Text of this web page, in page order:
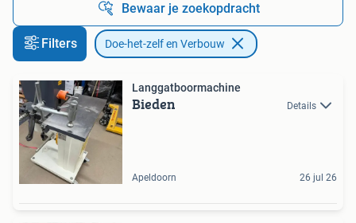
Bewaar je zoekopdracht
Filters Doe-het-zelf en Verbouw
Langgatboormachine
Bieden Details
Apeldoorn 26 jul 26